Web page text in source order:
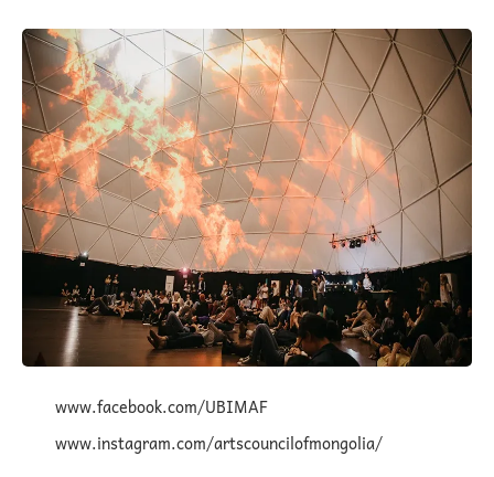
www.facebook.com/UBIMAF
www.instagram.com/artscouncilofmongolia/